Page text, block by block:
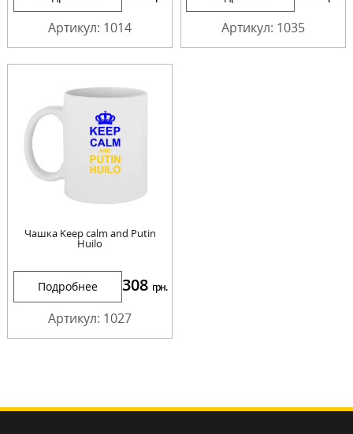
Артикул: 1014 Артикул: 1035
Чашка Keep calm and Putin
Huilo
Подробнее 308 грн.
Артикул: 1027